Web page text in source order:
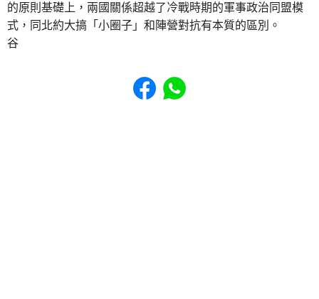
的原則基礎上，兩國關係超越了冷戰時期的軍事政治同盟模
式，同北約大搞「小圈子」和陣營對抗有本質的區別。
⾕
Share to Facebook
Share to WhatsApp